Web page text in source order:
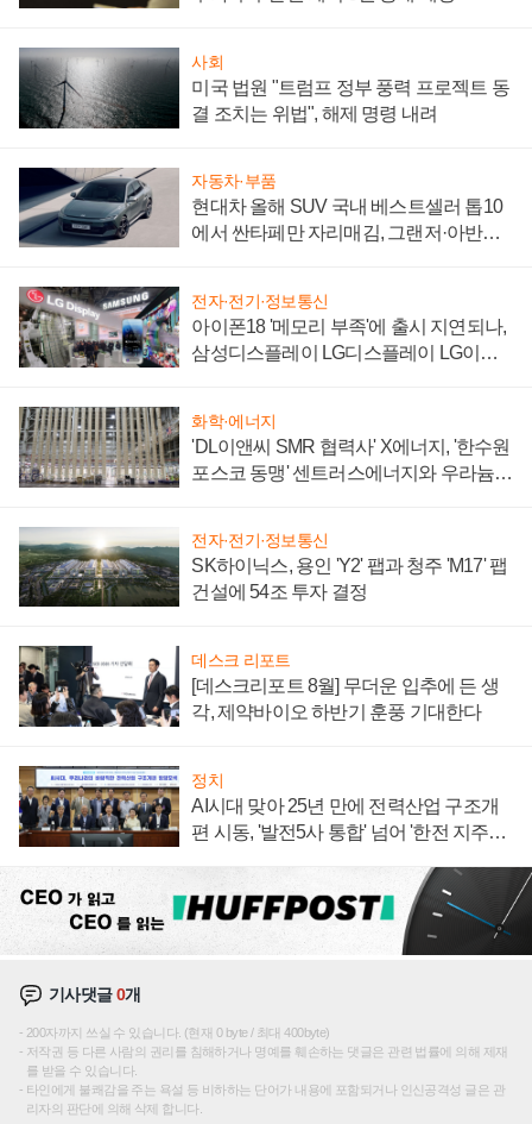
사회
미국 법원 "트럼프 정부 풍력 프로젝트 동
결 조치는 위법", 해제 명령 내려
자동차·부품
현대차 올해 SUV 국내 베스트셀러 톱10
에서 싼타페만 자리매김, 그랜저·아반떼
전자·전기·정보통신
아이폰18 '메모리 부족'에 출시 지연되나,
삼성디스플레이 LG디스플레이 LG이노
화학·에너지
'DL이앤씨 SMR 협력사' X에너지, '한수원
포스코 동맹' 센트러스에너지와 우라늄
전자·전기·정보통신
SK하이닉스, 용인 'Y2' 팹과 청주 'M17' 팹
건설에 54조 투자 결정
데스크 리포트
[데스크리포트 8월] 무더운 입추에 든 생
각, 제약바이오 하반기 훈풍 기대한다
정치
AI시대 맞아 25년 만에 전력산업 구조개
편 시동, '발전5사 통합' 넘어 '한전 지주사'
기사댓글0개
200자까지 쓰실 수 있습니다. (현재 0 byte / 최대 400byte)
저작권 등 다른 사람의 권리를 침해하거나 명예를 훼손하는 댓글은 관련 법률에 의해 제재
를 받을 수 있습니다.
타인에게 불쾌감을 주는 욕설 등 비하하는 단어가 내용에 포함되거나 인신공격성 글은 관
리자의 판단에 의해 삭제 합니다.